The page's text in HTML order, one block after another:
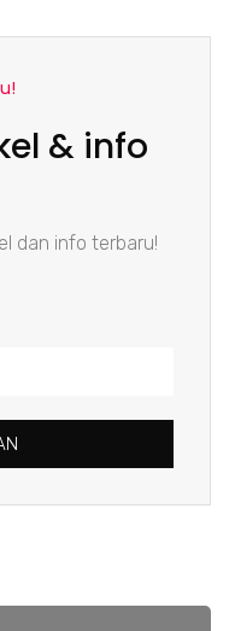
& info
dan info terbaru!